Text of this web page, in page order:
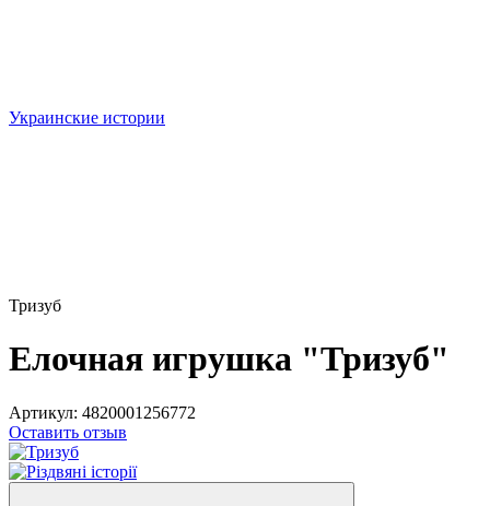
Украинские истории
Тризуб
Елочная игрушка "Тризуб"
Артикул: 4820001256772
Оставить отзыв